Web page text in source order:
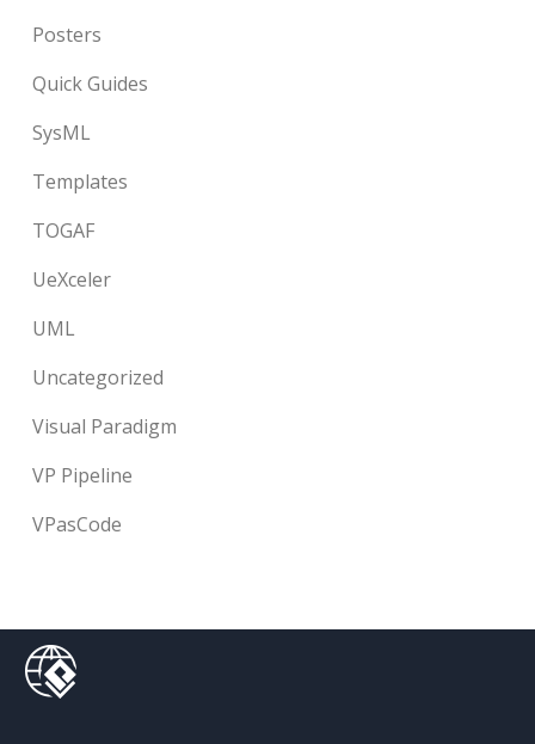
Posters
Quick Guides
SysML
Templates
TOGAF
UeXceler
UML
Uncategorized
Visual Paradigm
VP Pipeline
VPasCode